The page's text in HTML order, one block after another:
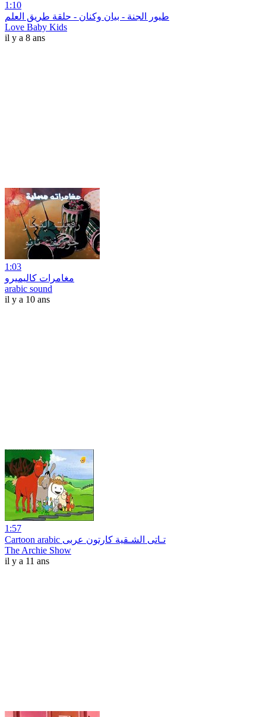
1:10
طيور الجنة - بيان وكنان - حلقة طريق العلم
Love Baby Kids
il y a 8 ans
1:03
مغامرات كاليميرو
arabic sound
il y a 10 ans
1:57
The Archie Show
il y a 11 ans